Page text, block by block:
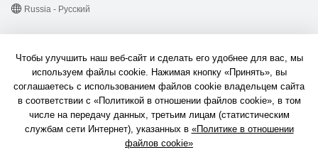
Чтобы улучшить наш веб-сайт и сделать его удобнее для вас, мы
используем файлы cookie. Нажимая кнопку «Принять», вы
соглашаетесь с использованием файлов cookie владельцем сайта
в соответствии с «Политикой в отношении файлов cookie», в том
числе на передачу данных, третьим лицам (статистическим
службам сети Интернет), указанных в «Политике в отношении
файлов cookie»
Условия использования веб-сайта
Политика конфиденциальности
Конфиденциальность
Russia - Pусский